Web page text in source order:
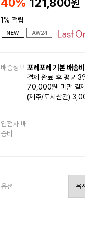
1% 적립
배송정보 포레포레 기본 배송
결제 완료 후 평균 3
70,000원 미만 결
(제주/도서산간)
입점사 배
송비
옵션